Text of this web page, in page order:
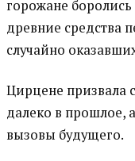
горожане
древние средства
случайно
Цирцене призвала
далеко в прошлое,
вызовы будущего.